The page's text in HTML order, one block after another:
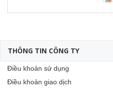
THÔNG TIN CÔNG TY
Điều khoản sử dụng
Điều khoản giao dịch